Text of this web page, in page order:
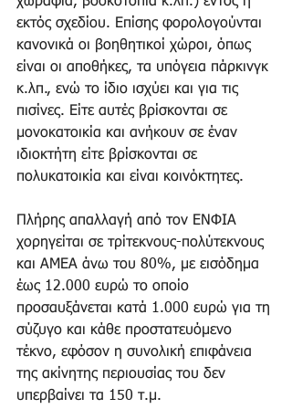
εκτός σχεδίου. Επίσης φορολογούνται
κανονικά οι βοηθητικοί χώροι, όπως
είναι οι αποθήκες, τα υπόγεια πάρκινγκ
κ.λπ., ενώ το ίδιο ισχύει και για τις
πισίνες. Είτε αυτές βρίσκονται σε
μονοκατοικία και ανήκουν σε έναν
ιδιοκτήτη είτε βρίσκονται σε
πολυκατοικία και είναι κοινόκτητες.
Πλήρης απαλλαγή από τον ΕΝΦΙΑ
χορηγείται σε τρίτεκνους-πολύτεκνους
και ΑΜΕΑ άνω του 80%, με εισόδημα
έως 12.000 ευρώ το οποίο
προσαυξάνεται κατά 1.000 ευρώ για τη
σύζυγο και κάθε προστατευόμενο
τέκνο, εφόσον η συνολική επιφάνεια
της ακίνητης περιουσίας του δεν
υπερβαίνει τα 150 τ.μ.